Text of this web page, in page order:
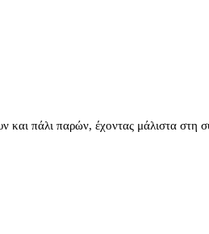
και πάλι παρών, έχοντας μάλιστα